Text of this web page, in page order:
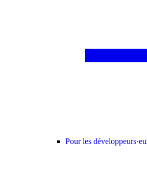
Pour les